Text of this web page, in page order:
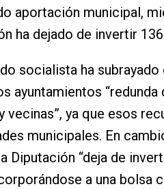
aportación municipal,
ha dejado de invertir
socialista ha
ayuntamientos
vecinas”, ya que esos
municipales. En
Diputación “deja de
a una bolsa